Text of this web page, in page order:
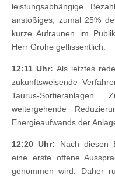
leistungsabhängige
anstößiges, zumal 25%
kurze Aufraunen im
Herr Grohe geflissentlich.
12:11 Uhr: Als letztes
zukunftsweisende
Taurus-
weitergehende
Energieaufwands der
12:20 Uhr: Nach diesen
eine erste offene
genommen wird. Daher